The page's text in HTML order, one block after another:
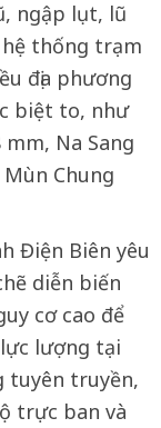
ngập lụt, lũ
thống trạm
địa phương
biệt to, như
Na Sang
Chung
Điện Biên yêu
diễn biến
cơ cao để
lượng tại
tuyên truyền,
trực ban và